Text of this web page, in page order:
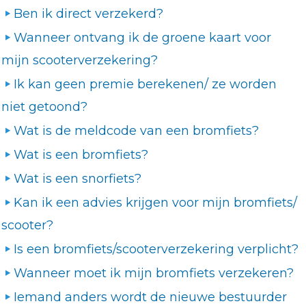
Ben ik direct verzekerd?
Wanneer ontvang ik de groene kaart voor
mijn scooterverzekering?
Ik kan geen premie berekenen/ ze worden
niet getoond?
Wat is de meldcode van een bromfiets?
Wat is een bromfiets?
Wat is een snorfiets?
Kan ik een advies krijgen voor mijn bromfiets/
scooter?
Is een bromfiets/scooterverzekering verplicht?
Wanneer moet ik mijn bromfiets verzekeren?
Iemand anders wordt de nieuwe bestuurder